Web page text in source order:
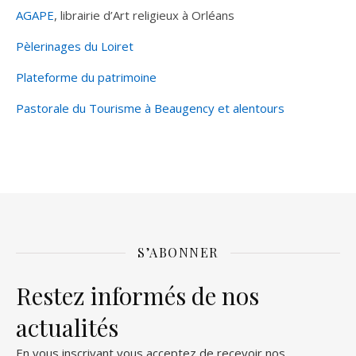
AGAPE, librairie d’Art religieux à Orléans
Pèlerinages du Loiret
Plateforme du patrimoine
Pastorale du Tourisme à Beaugency et alentours
S’ABONNER
Restez informés de nos
actualités